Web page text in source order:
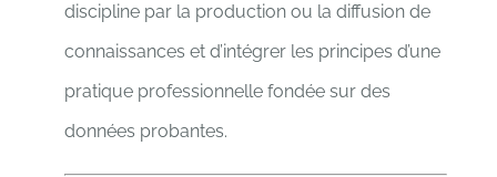
discipline par la production ou la diffusion de
connaissances et d’intégrer les principes d’une
pratique professionnelle fondée sur des
données probantes.